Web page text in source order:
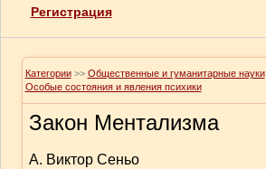
Регистрация
Категории >> Общественные и гуманитарные науки
Особые состояния и явления психики
Закон Ментализма
А. Виктор Сеньо